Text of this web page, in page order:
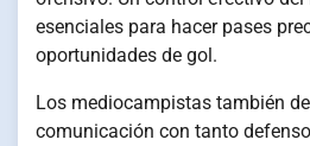
esenciales para hacer pases
oportunidades de gol.
Los mediocampistas también
comunicación con tanto